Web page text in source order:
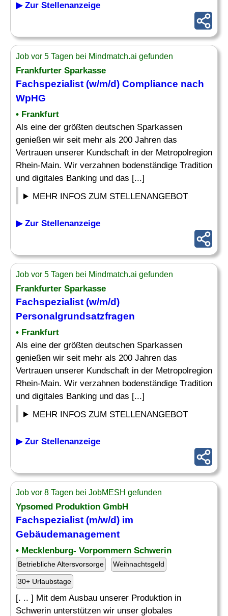
▶ Zur Stellenanzeige
Job vor 5 Tagen bei Mindmatch.ai gefunden
Frankfurter Sparkasse
Fachspezialist (w/m/d) Compliance nach
WpHG
• Frankfurt
Als eine der größten deutschen Sparkassen
genießen wir seit mehr als 200 Jahren das
Vertrauen unserer Kundschaft in der Metropolregion
Rhein-Main. Wir verzahnen bodenständige Tradition
und digitales Banking und das [...]
MEHR INFOS ZUM STELLENANGEBOT
▶ Zur Stellenanzeige
Job vor 5 Tagen bei Mindmatch.ai gefunden
Frankfurter Sparkasse
Fachspezialist (w/m/d)
Personalgrundsatzfragen
• Frankfurt
Als eine der größten deutschen Sparkassen
genießen wir seit mehr als 200 Jahren das
Vertrauen unserer Kundschaft in der Metropolregion
Rhein-Main. Wir verzahnen bodenständige Tradition
und digitales Banking und das [...]
MEHR INFOS ZUM STELLENANGEBOT
▶ Zur Stellenanzeige
Job vor 8 Tagen bei JobMESH gefunden
Ypsomed Produktion GmbH
Fachspezialist (m/w/d) im
Gebäudemanagement
• Mecklenburg- Vorpommern Schwerin
Betriebliche Altersvorsorge Weihnachtsgeld
30+ Urlaubstage
[. .. ] Mit dem Ausbau unserer Produktion in
Schwerin unterstützen wir unser globales